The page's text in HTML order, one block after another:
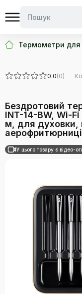
Термометри для
0.0(0)
Бездротовий
INT-14-BW, Wi-
м, для духовки,
аерофритюрниці
У цього товару є відео-